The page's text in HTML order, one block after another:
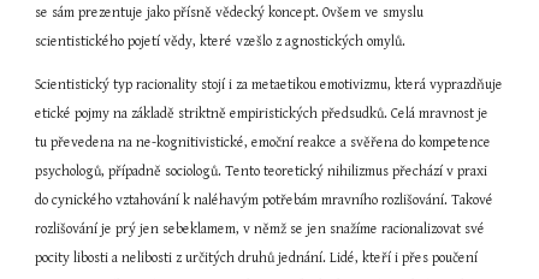
se sám prezentuje jako přísně vědecký koncept. Ovšem ve smyslu
scientistického pojetí vědy, které vzešlo z agnostických omylů.
Scientistický typ racionality stojí i za metaetikou emotivizmu, která vyprazdňuje
etické pojmy na základě striktně empiristických předsudků. Celá mravnost je
tu převedena na ne-kognitivistické, emoční reakce a svěřena do kompetence
psychologů, případně sociologů. Tento teoretický nihilizmus přechází v praxi
do cynického vztahování k naléhavým potřebám mravního rozlišování. Takové
rozlišování je prý jen sebeklamem, v němž se jen snažíme racionalizovat své
pocity libosti a nelibosti z určitých druhů jednání. Lidé, kteří i přes poučení